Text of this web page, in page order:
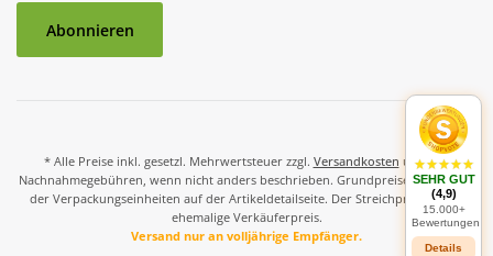
Abonnieren
* Alle Preise inkl. gesetzl. Mehrwertsteuer zzgl. Versandkosten und ggf.
Nachnahmegebühren, wenn nicht anders beschrieben. Grundpreise und Preise
der Verpackungseinheiten auf der Artikeldetailseite. Der Streichpreis ist der
ehemalige Verkäuferpreis.
Versand nur an volljährige Empfänger.
SEHR GUT
(4,9)
15.000+
Bewertungen
Details